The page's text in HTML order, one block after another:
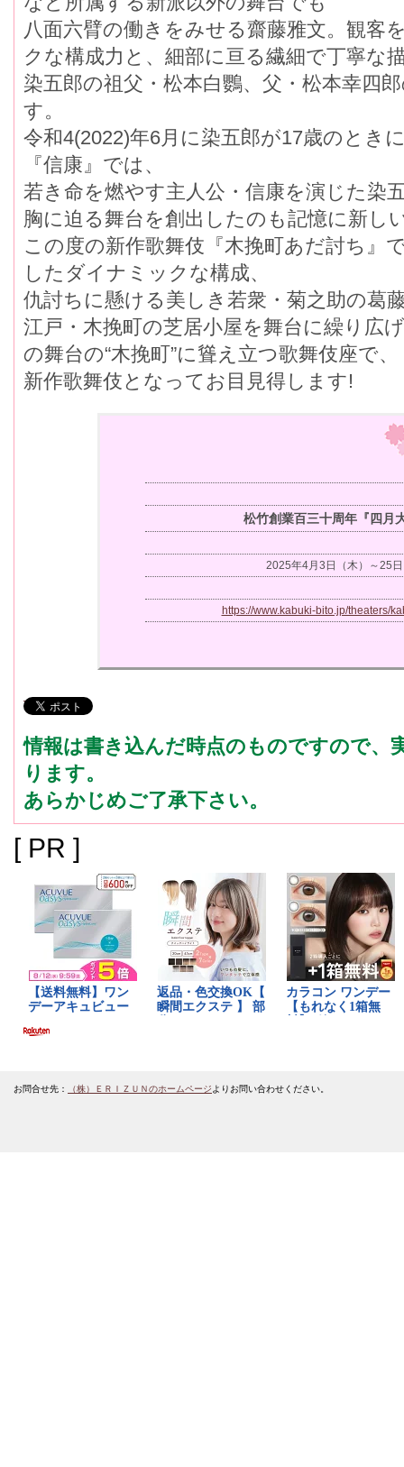
八面六臂の働きをみせる齋藤雅文。観客
クな構成力と、細部に亘る繊細で丁寧な
染五郎の祖父・松本白鸚、父・松本幸四
す。
令和4(2022)年6月に染五郎が17歳のとき
『信康』では、
若き命を燃やす主人公・信康を演じた染
胸に迫る舞台を創出したのも記憶に新し
この度の新作歌舞伎『木挽町あだ討ち』
したダイナミックな構成、
仇討ちに懸ける美しき若衆・菊之助の葛
江戸・木挽町の芝居小屋を舞台に繰り広
の舞台の“木挽町”に聳え立つ歌舞伎座で、
新作歌舞伎となってお目見得します!
松竹創業百三十周年『四月
2025年4月3日（木）～25
https://www.kabuki-bito.jp/theaters/
情報は書き込んだ時点のものですので、
ります。
あらかじめご了承下さい。
[ PR ]
お問合せ先： （株）ＥＲＩＺＵＮのホームページよりお問い合わせください。